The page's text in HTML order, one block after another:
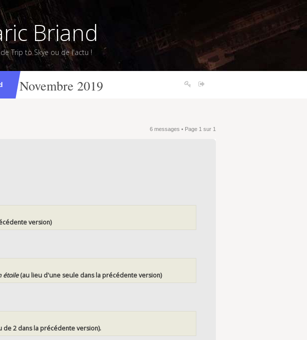
Briand
Trip to Skye ou de l'actu !
Novembre 2019
6 messages • Page 1 sur 1
version)
étoile(au lieu d'une seule dans la précédente version)
de 2 dans la précédente version).